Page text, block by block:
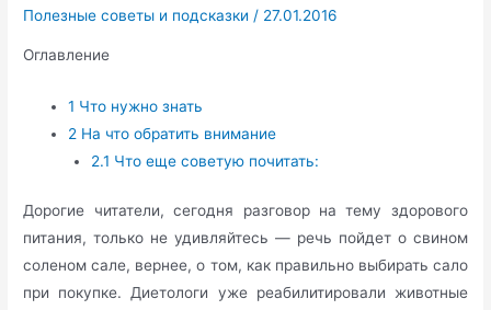
Полезные советы и подсказки / 27.01.2016
Оглавление
1 Что нужно знать
2 На что обратить внимание
2.1 Что еще советую почитать:
Дорогие читатели, сегодня разговор на тему здорового
питания, только не удивляйтесь — речь пойдет о свином
соленом сале, вернее, о том, как правильно выбирать сало
при покупке. Диетологи уже реабилитировали животные